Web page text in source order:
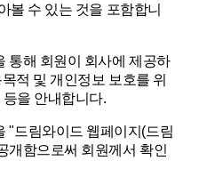
볼 수 있는 것을 포함합니
통해 회원이 회사에 제공하
적 및 개인정보 보호를 위
을 안내합니다.
"드림와이드 웹페이지 (드림
개함으로써 회원께서 확인